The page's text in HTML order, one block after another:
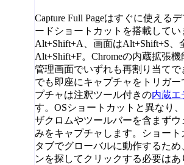
Capture Full Pageはすぐに使える
ードショートカットを搭載してい
Alt+Shift+A、画面はAlt+Shift+S、
Alt+Shift+F。Chromeの内蔵拡張
管理画面でいずれも再割り当てで
でも即座にキャプチャをトリガー
プチャは注釈ツール付きの内蔵エ
す。OSショートカットと異なり
ザクロムやツールバーを含まず
みをキャプチャします。ショー
タブでグローバルに動作するため
ンを探してクリックする必要は